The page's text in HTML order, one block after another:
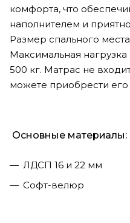
комфорта, что
наполнителем и
Размер спального
Максимальная
500 кг. Матрас не
можете приобрести его
Основные материалы:
ЛДСП 16 и 22 мм
Софт-велюр